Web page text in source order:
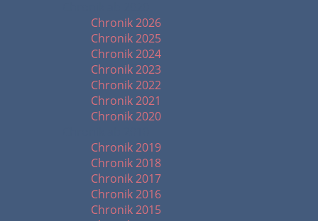
Chronik 2026
Chronik 2025
Chronik 2024
Chronik 2023
Chronik 2022
Chronik 2021
Chronik 2020
Chronik 2019
Chronik 2018
Chronik 2017
Chronik 2016
Chronik 2015